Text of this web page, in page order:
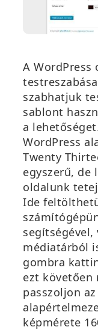
A WordPress
testreszabása
szabhatjuk
sablont
a
WordPress
Twenty
egyszerű, de
oldalunk
Ide
segítségével,
médiatárból
gombra
ezt követően
passzoljon
képmérete